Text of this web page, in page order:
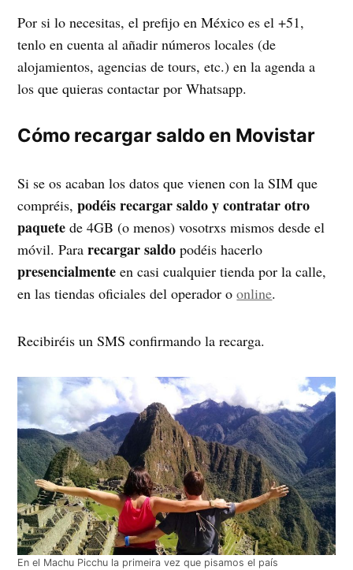
Por si lo necesitas, el prefijo en México es el +51,
tenlo en cuenta al añadir números locales (de
alojamientos, agencias de tours, etc.) en la agenda a
los que quieras contactar por Whatsapp.
Cómo recargar saldo en Movistar
Si se os acaban los datos que vienen con la SIM que
compréis, podéis recargar saldo y contratar otro
paquete de 4GB (o menos) vosotrxs mismos desde el
móvil. Pararecargar saldo podéis hacerlo
presencialmente en casi cualquier tienda por la calle,
en las tiendas oficiales del operador oonline.
Recibiréis un SMS confirmando la recarga.
En el Machu Picchu la primeira vez que pisamos el país